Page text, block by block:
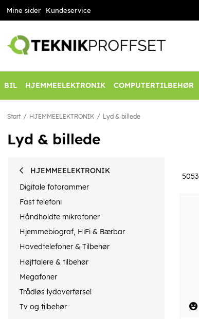
Mine sider Kundeservice
BIL HJEMMEELEKTRONIK COMPUTERTILBEHØR
Start HJEMMEELEKTRONIK Lyd & billede
Lyd & billede
HJEMMEELEKTRONIK
Digitale fotorammer
Fast telefoni
Håndholdte mikrofoner
Hjemmebiograf, HiFi & Bærbar
Hovedtelefoner & Tilbehør
Højttalere & tilbehør
Megafoner
Trådløs lydoverførsel
Tv og tilbehør
5053